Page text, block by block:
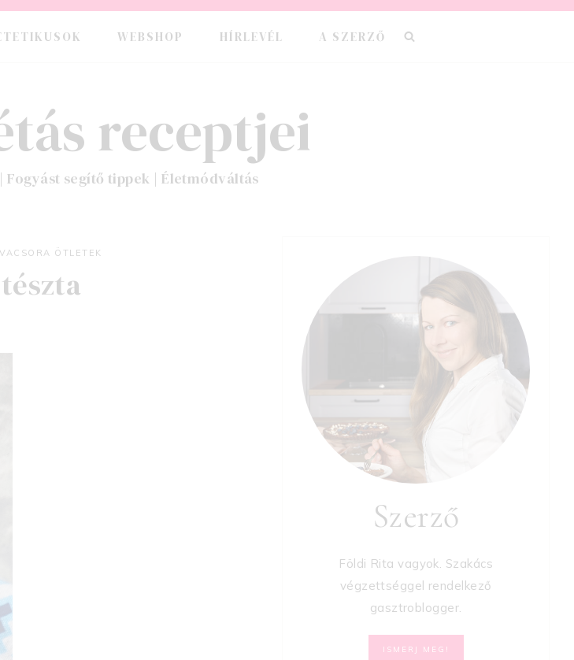
WEBSHOP HÍRLEVÉL A SZERZŐ
receptjei
Fogyást segítő tippek | Életmódváltás
VACSORA ÖTLETEK
Szerző
Földi Rita vagyok. Szakács
végzettséggel rendelkező
gasztroblogger.
ISMERJ MEG!